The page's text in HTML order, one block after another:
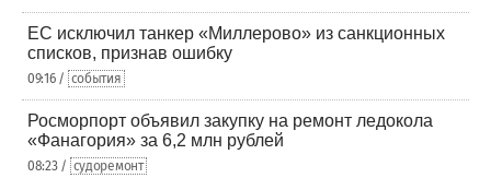
ЕС исключил танкер «Миллерово» из санкционных
списков, признав ошибку
09:16 / события
Росморпорт объявил закупку на ремонт ледокола
«Фанагория» за 6,2 млн рублей
08:23 / судоремонт